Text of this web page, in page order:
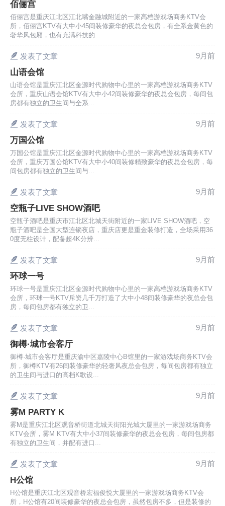
佰俪宫
佰俪宫是重庆江北区江北嘴金融城附近的一家高档游戏场商务KTV会
所，佰俪宫KTV有大中小45间装修豪华的夜总会包房，有全系金黄色的
奢华风包厢，也有充满科技的...
发表了文章 9月前
山语会馆
山语会馆是重庆江北区金源时代购物中心里的一家高档游戏场商务KTV
会所，重庆山语会馆KTV有大中小42间装修豪华的夜总会包房，每间包
房都有独立的卫生间与全系...
发表了文章 9月前
万国公馆
万国公馆是重庆江北区金源时代购物中心里的一家高档游戏场商务KTV
会所，重庆万国公馆KTV有大中小40间装修精致豪华的夜总会包房，每
间包房都有独立的卫生间与...
发表了文章 9月前
空瓶子LIVE SHOW酒吧
空瓶子酒吧是重庆市江北区北城天街附近的一家LIVE SHOW酒吧，空
瓶子酒吧是全国大型连锁夜店，重庆店更是重金装修打造，全场采用36
0度无柱设计，配备超4K分辨...
发表了文章 9月前
环球一号
环球一号是重庆江北区金源时代购物中心里的一家高档游戏场商务KTV
会所，环球一号KTV斥资几千万打造了大中小48间装修豪华的夜总会包
房，每间包房都有独立的卫...
发表了文章 9月前
御樽·城市会客厅
御樽·城市会客厅是重庆渝中区嘉陵中心B馆里的一家游戏场商务KTV会
所，御樽KTV有26间装修豪华的轻奢风夜总会包房，每间包房都有独立
的卫生间与进口的高档K歌设...
发表了文章 9月前
雾M PARTY K
雾M是重庆江北区观音桥街道北城天街阳光城大厦里的一家游戏场商务
KTV会所，雾M KTV有大中小37间装修豪华的夜总会包房，每间包房都
有独立的卫生间，并配有进口...
发表了文章 9月前
H公馆
H公馆是重庆江北区观音桥宏福俊悦大厦里的一家游戏场商务KTV会
所，H公馆有20间装修豪华的夜总会包房，虽然包房不多，但是装修的
您没有权限发布内容，请购买会员或者提升权
限。